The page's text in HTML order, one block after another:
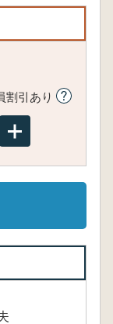
割引あり